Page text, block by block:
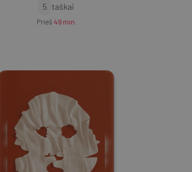
5 taškai
Prieš 49 min.